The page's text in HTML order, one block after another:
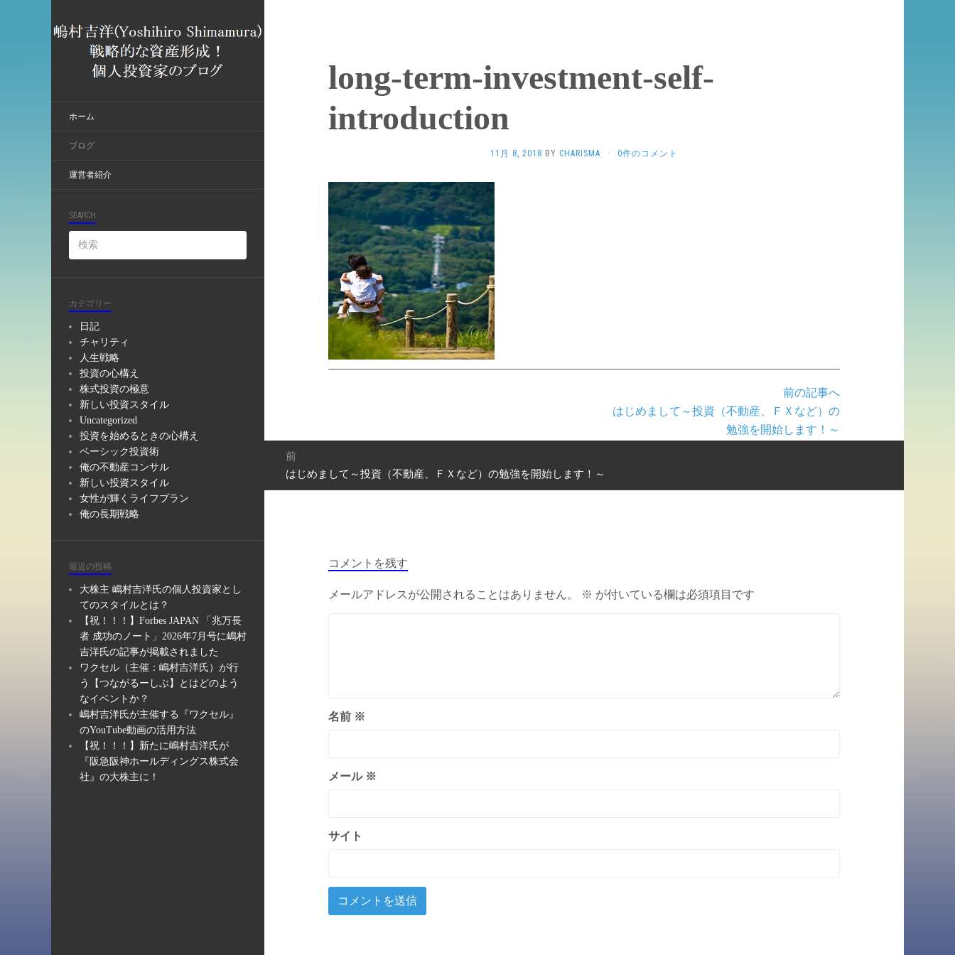
ホーム
ブログ
運営者紹介
SEARCH
カテゴリー
日記
チャリティ
人生戦略
投資の心構え
株式投資の極意
新しい投資スタイル
Uncategorized
投資を始めるときの心構え
ベーシック投資術
俺の不動産コンサル
新しい投資スタイル
女性が輝くライフプラン
俺の長期戦略
最近の投稿
大株主 嶋村吉洋氏の個人投資家とし
てのスタイルとは？
【祝！！！】Forbes JAPAN 「兆万長
者 成功のノート」2026年7月号に嶋村
吉洋氏の記事が掲載されました
ワクセル（主催：嶋村吉洋氏）が行
う【つながるーしぶ】とはどのよう
なイベントか？
嶋村吉洋氏が主催する『ワクセル』
のYouTube動画の活用方法
【祝！！！】新たに嶋村吉洋氏が
『阪急阪神ホールディングス株式会
社』の大株主に！
long-term-investment-self-
introduction
11月 8, 2018 BY CHARISMA · 0件のコメント
前の記事へ
はじめまして～投資（不動産、ＦＸなど）の
勉強を開始します！～
前
前
の
はじめまして～投資（不動産、ＦＸなど）の勉強を開始します！～
コメントを残す
メールアドレスが公開されることはありません。 ※ が付いている欄は必須項目です
名前 ※
メール ※
サイト